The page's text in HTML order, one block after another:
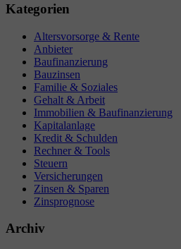
Kategorien
Altersvorsorge & Rente
Anbieter
Baufinanzierung
Bauzinsen
Familie & Soziales
Gehalt & Arbeit
Immobilien & Baufinanzierung
Kapitalanlage
Kredit & Schulden
Rechner & Tools
Steuern
Versicherungen
Zinsen & Sparen
Zinsprognose
Archiv